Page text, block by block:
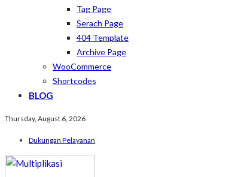
Tag Page
Serach Page
404 Template
Archive Page
WooCommerce
Shortcodes
BLOG
Thursday, August 6, 2026
Dukungan Pelayanan